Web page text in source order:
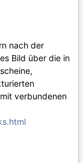
nach der
Bild über die in
verbundenen